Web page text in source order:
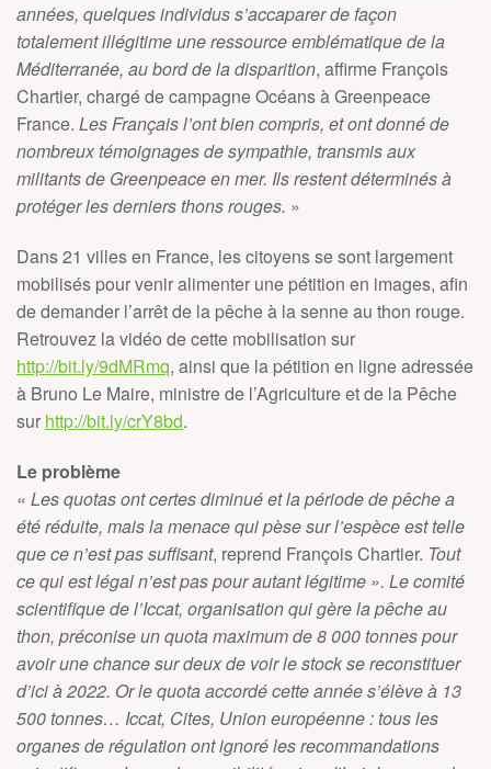
années, quelques individus s’accaparer de façon
totalement illégitime une ressource emblématique de la
Méditerranée, au bord de la disparition, affirme François
Chartier, chargé de campagne Océans à Greenpeace
France. Les Français l’ont bien compris, et ont donné de
nombreux témoignages de sympathie, transmis aux
militants de Greenpeace en mer. Ils restent déterminés à
protéger les derniers thons rouges. »
Dans 21 villes en France, les citoyens se sont largement
mobilisés pour venir alimenter une pétition en images, afin
de demander l’arrêt de la pêche à la senne au thon rouge.
Retrouvez la vidéo de cette mobilisation sur
http://bit.ly/9dMRmq, ainsi que la pétition en ligne adressée
à Bruno Le Maire, ministre de l’Agriculture et de la Pêche
sur http://bit.ly/crY8bd.
Le problème
« Les quotas ont certes diminué et la période de pêche a
été réduite, mais la menace qui pèse sur l’espèce est telle
que ce n’est pas suffisant, reprend François Chartier. Tout
ce qui est légal n’est pas pour autant légitime ». Le comité
scientifique de l’Iccat, organisation qui gère la pêche au
thon, préconise un quota maximum de 8 000 tonnes pour
avoir une chance sur deux de voir le stock se reconstituer
d’ici à 2022. Or le quota accordé cette année s’élève à 13
500 tonnes… Iccat, Cites, Union européenne : tous les
organes de régulation ont ignoré les recommandations